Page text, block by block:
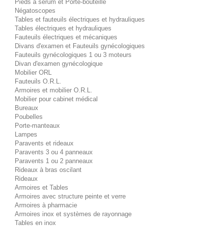
Pieds à sérum et Porte-bouteille
Négatoscopes
Tables et fauteuils électriques et hydrauliques
Tables électriques et hydrauliques
Fauteuils électriques et mécaniques
Divans d'examen et Fauteuils gynécologiques
Fauteuils gynécologiques 1 ou 3 moteurs
Divan d'examen gynécologique
Mobilier ORL
Fauteuils O.R.L.
Armoires et mobilier O.R.L.
Mobilier pour cabinet médical
Bureaux
Poubelles
Porte-manteaux
Lampes
Paravents et rideaux
Paravents 3 ou 4 panneaux
Paravents 1 ou 2 panneaux
Rideaux à bras oscilant
Rideaux
Armoires et Tables
Armoires avec structure peinte et verre
Armoires à pharmacie
Armoires inox et systèmes de rayonnage
Tables en inox